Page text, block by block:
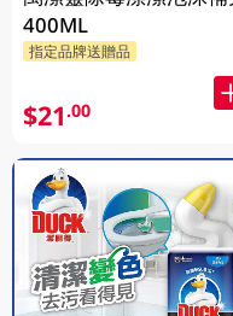
400ML
指定品牌送贈品
$21.00